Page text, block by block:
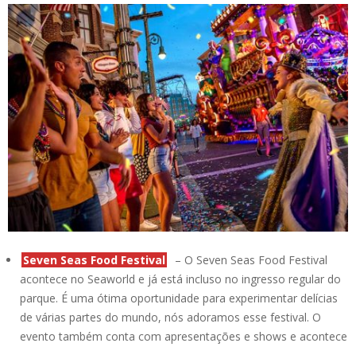
Seven Seas Food Festival
– O Seven Seas Food Festival
acontece no Seaworld e já está incluso no ingresso regular do
parque. É uma ótima oportunidade para experimentar delícias
de várias partes do mundo, nós adoramos esse festival. O
evento também conta com apresentações e shows e acontece